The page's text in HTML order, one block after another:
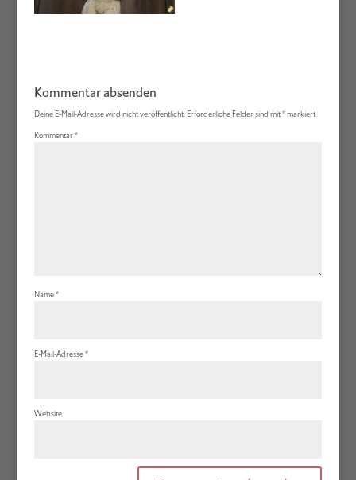
Kommentar absenden
Deine E-Mail-Adresse wird nicht veröffentlicht. Erforderliche Felder sind mit*markiert
Kommentar*
Name*
E-Mail-Adresse*
Website